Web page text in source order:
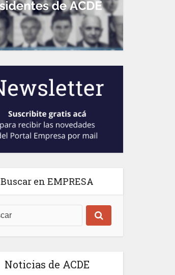
Buscar en EMPRESA
Noticias de ACDE